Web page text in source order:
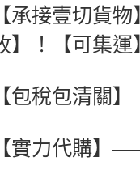
【承接壹切貨
】！【可集運
【包稅包清關
【實力代購】